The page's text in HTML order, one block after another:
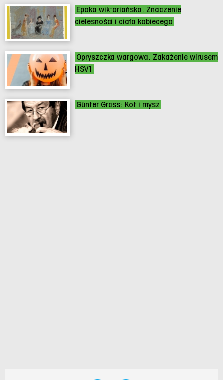
Epoka wiktoriańska. Znaczenie
cielesności i ciała kobiecego
Opryszczka wargowa. Zakażenie wirusem
HSV1
Günter Grass: Kot i mysz